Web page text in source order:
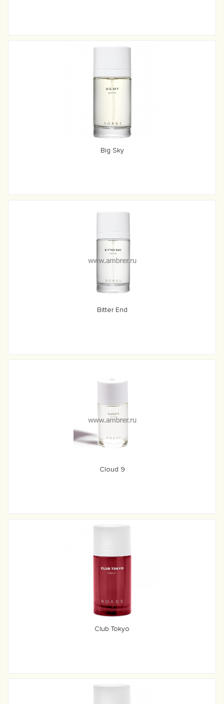
Big Sky
Bitter End
Cloud 9
Club Tokyo